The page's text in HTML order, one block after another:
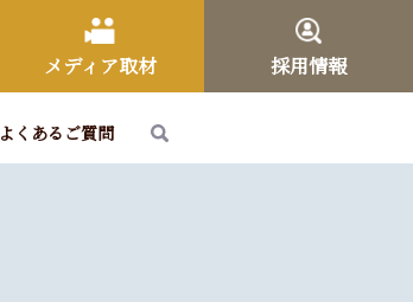
メディア取材 採用情報
よくあるご質問